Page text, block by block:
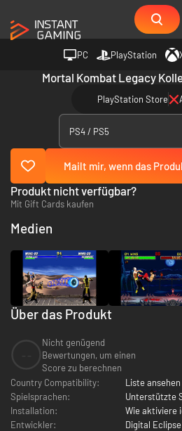
PC PlayStation
Mortal Kombat Legacy
PlayStation Store
PS4 / PS5
Mailt mir, wenn das
Produkt nicht verfügbar?
Mit Gift Cards kaufen
Über das Produkt
Nicht genügend
Bewertungen, um einen
Score zu berechnen
Country Compatibility:
Liste ansehen
Spielsprachen:
Unterstützte
Installation:
Wie aktiviere
Entwickler:
Digital Eclipse
Medien